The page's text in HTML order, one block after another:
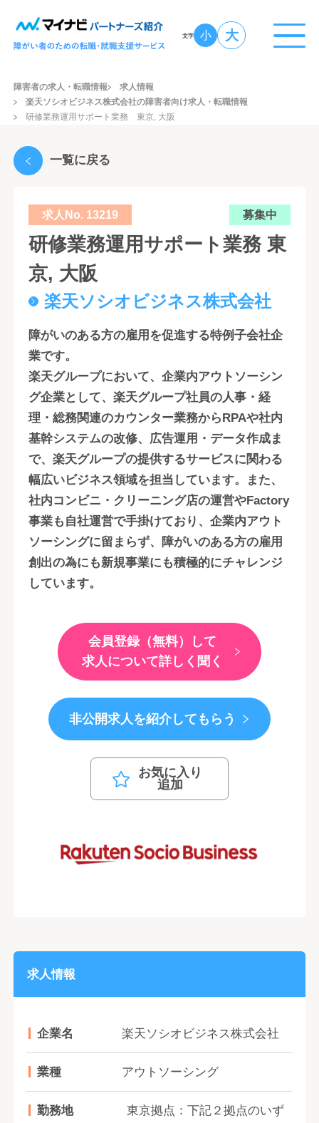
文字 小 大
障害者の求人・転職情報
求人情報
楽天ソシオビジネス株式会社の障害者向け求人・転職情報
研修業務運用サポート業務 東京, 大阪
一覧に戻る
求人No. 13219 募集中
研修業務運用サポート業務 東
京, 大阪
楽天ソシオビジネス株式会社
障がいのある方の雇用を促進する特例子会社企
業です。
楽天グループにおいて、企業内アウトソーシン
グ企業として、楽天グループ社員の人事・経
理・総務関連のカウンター業務からRPAや社内
基幹システムの改修、広告運用・データ作成ま
で、楽天グループの提供するサービスに関わる
幅広いビジネス領域を担当しています。また、
社内コンビニ・クリーニング店の運営やFactory
事業も自社運営で手掛けており、企業内アウト
ソーシングに留まらず、障がいのある方の雇用
創出の為にも新規事業にも積極的にチャレンジ
しています。
会員登録（無料）して
求人について詳しく聞く
非公開求人を紹介してもらう
お気に入り
追加
求人情報
企業名 楽天ソシオビジネス株式会社
業種 アウトソーシング
勤務地
東京拠点：下記２拠点のいず